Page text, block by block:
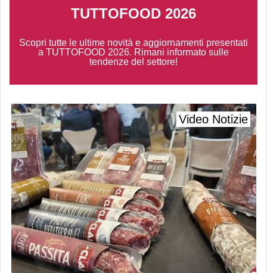
TUTTOFOOD 2026
Scopri tutte le ultime novità e aggiornamenti presentati
a TUTTOFOOD 2026. Rimani informato sulle
tendenze del settore!
Video Notizie